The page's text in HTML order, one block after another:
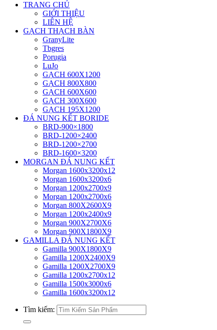
TRANG CHỦ
GIỚI THIỆU
LIÊN HỆ
GẠCH THẠCH BÀN
GranyLite
Tbgres
Porugia
LuJo
GẠCH 600X1200
GẠCH 800X800
GẠCH 600X600
GẠCH 300X600
GẠCH 195X1200
ĐÁ NUNG KẾT BORIDE
BRD-900×1800
BRD-1200×2400
BRD-1200×2700
BRD-1600×3200
MORGAN ĐÁ NUNG KẾT
Morgan 1600x3200x12
Morgan 1600x3200x6
Morgan 1200x2700x9
Morgan 1200x2700x6
Morgan 800X2600X9
Morgan 1200x2400x9
Morgan 900X2700X6
Morgan 900X1800X9
GAMILLA ĐÁ NUNG KẾT
Gamilla 900X1800X9
Gamilla 1200X2400X9
Gamilla 1200X2700X9
Gamilla 1200x2700x12
Gamilla 1500x3000x6
Gamilla 1600x3200x12
Tìm kiếm: